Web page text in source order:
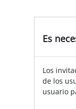
Es
Los
de los
usuario